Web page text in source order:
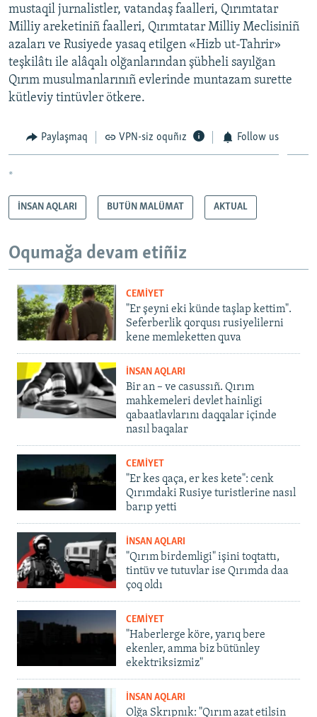
mustaqil jurnalistler, vatandaş faalleri, Qırımtatar
Milliy areketiniñ faalleri, Qırımtatar Milliy Meclisiniñ
azaları ve Rusiyede yasaq etilgen «Hizb ut-Tahrir»
teşkilâtı ile alâqalı olğanlarından şübheli sayılğan
Qırım musulmanlarınıñ evlerinde muntazam surette
kütleviy tintüvler ötkere.
Paylaşmaq VPN-siz oquñız Follow us
*
İNSAN AQLARI BUTÜN MALÜMAT AKTUAL
Oqumağa devam etiñiz
CEMİYET
"Er şeyni eki künde taşlap kettim".
Seferberlik qorqusı rusiyelilerni
kene memleketten quva
İNSAN AQLARI
Bir an – ve casussıñ. Qırım
mahkemeleri devlet hainligi
qabaatlavlarını daqqalar içinde
nasıl baqalar
CEMİYET
"Er kes qaça, er kes kete": cenk
Qırımdaki Rusiye turistlerine nasıl
barıp yetti
İNSAN AQLARI
"Qırım birdemligi" işini toqtattı,
tintüv ve tutuvlar ise Qırımda daa
çoq oldı
CEMİYET
"Haberlerge köre, yarıq bere
ekenler, amma biz bütünley
ekektriksizmiz"
İNSAN AQLARI
Olğa Skrıpnık: "Qırım azat etilsin